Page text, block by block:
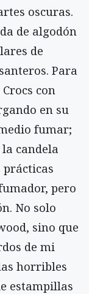
oscuras.
de algodón
de
Para
con
en su
fumar;
candela
prácticas
pero
No solo
sino que
de mi
horribles
estampillas